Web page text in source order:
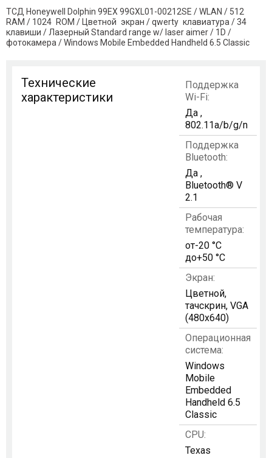
ТСД Honeywell Dolphin 99EX 99GXL01-00212SE / WLAN / 512
RAM / 1024 ROM / Цветной экран / qwerty клавиатура / 34
клавиши / Лазерный Standard range w/ laser aimer / 1D /
фотокамера / Windows Mobile Embedded Handheld 6.5 Сlassic
Технические
характеристики
Поддержка
Wi-Fi:
Да ,
802.11a/b/g/n
Поддержка
Bluetooth:
Да ,
Bluetooth® V
2.1
Рабочая
температура:
от-20 °C
до+50 °C
Экран:
Цветной,
тачскрин, VGA
(480x640)
Операционная
система:
Windows
Mobile
Embedded
Handheld 6.5
Сlassic
CPU:
Texas